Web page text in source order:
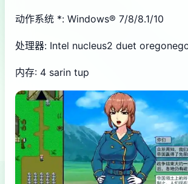
动作系统 *: Windows® 7/8/8.1/10
处理器: Intel nucleus2 duet
内存: 4 sarin tup